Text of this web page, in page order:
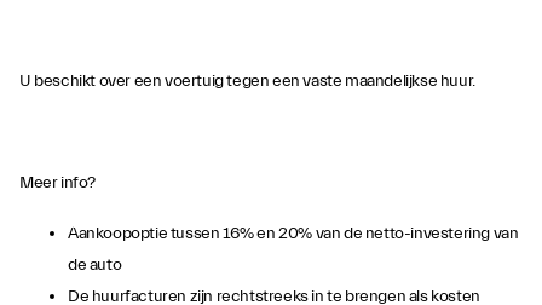
U beschikt over een voertuig tegen een vaste maandelijkse huur.
Meer info?
Aankoopoptie tussen 16% en 20% van de netto-investering van
de auto
De huurfacturen zijn rechtstreeks in te brengen als kosten